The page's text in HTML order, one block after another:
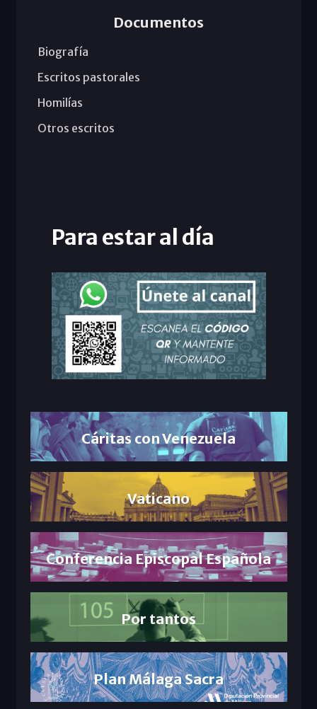
Documentos
Biografía
Escritos pastorales
Homilías
Otros escritos
Para estar al día
Cáritas con Venezuela
Vaticano
Conferencia Episcopal Española
Por tantos
Plan Málaga Sacra